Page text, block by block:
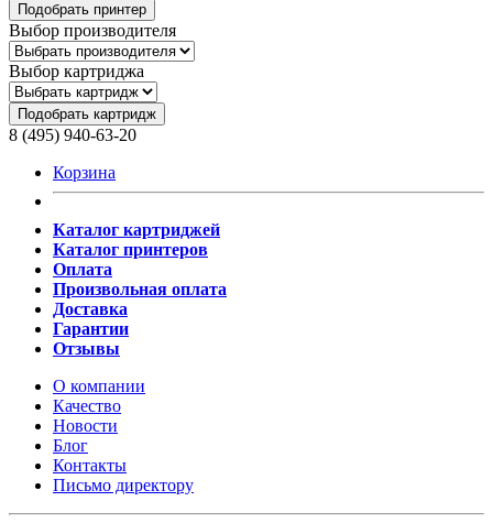
Подобрать принтер
Выбор производителя
Выбор картриджа
Подобрать картридж
8 (495) 940-63-20
Корзина
Каталог картриджей
Каталог принтеров
Оплата
Произвольная оплата
Доставка
Гарантии
Отзывы
О компании
Качество
Новости
Блог
Контакты
Письмо директору